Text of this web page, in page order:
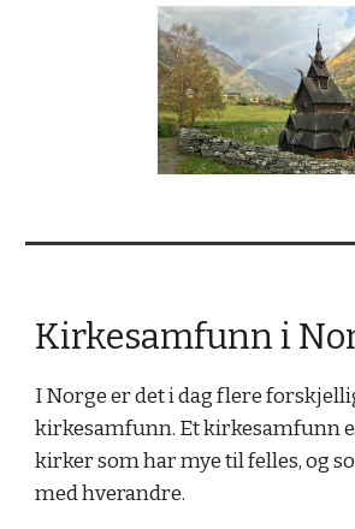
Kirkesamfunn i
I Norge er det i dag flere
kirkesamfunn. Et kirkesamfunn
kirker som har mye til felles, og
med hverandre.